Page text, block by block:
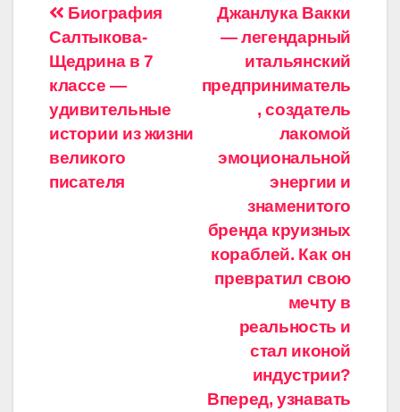
Навигация
по
записям
Джанлука Вакки
— легендарный
итальянский
предприниматель
, создатель
лакомой
эмоциональной
энергии и
знаменитого
бренда круизных
кораблей. Как он
превратил свою
мечту в
реальность и
стал иконой
индустрии?
Вперед, узнавать
Биография
Салтыкова-
Щедрина в 7
классе —
удивительные
истории из жизни
великого
писателя